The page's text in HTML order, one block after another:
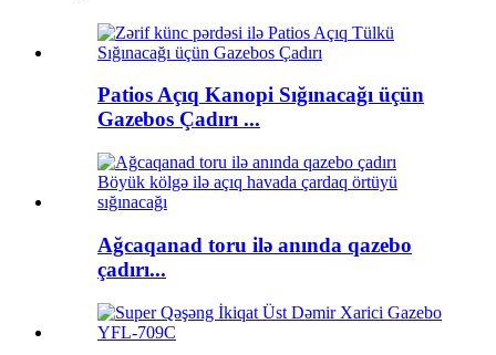
Patios Açıq Kanopi Sığınacağı üçün
Gazebos Çadırı ...
Ağcaqanad toru ilə anında qazebo
çadırı...